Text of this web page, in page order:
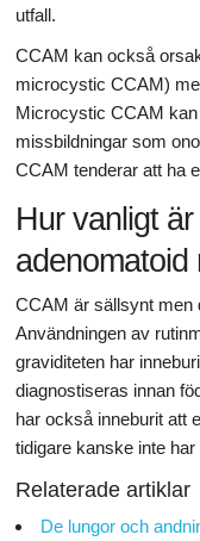
utfall.
CCAM kan också
microcystic CCAM)
Microcystic CCAM
missbildningar som
CCAM tenderar att ha
Hur vanligt
adenomatoid
CCAM är sällsynt men
Användningen av
graviditeten har
diagnostiseras innan
har också inneburit att
tidigare kanske inte
Relaterade artiklar
De lungor och